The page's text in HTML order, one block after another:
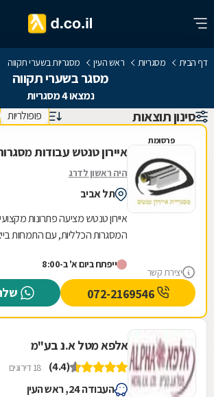
דף הבית מסגריות ראש העין מסגריות בשערי תקווה
מסגר בשערי תקווה
נמצאו 4 מסגריות
סינון תוצאות פופולריות
פרסומת
יצירת קשר
איירון טנטש עבודות
היה ראשון לדרג
תל אביב
איירון טנטש מציעה פתרונות
המסגרות הכלליות, עם התמחות
מתמחה...
ייפתח ביום א' ב-8:00
אלפא מטל א.נ בע"מ
(4.4) 18 דירוגים
העבודה 24, ראש העין